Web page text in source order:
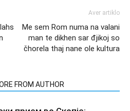
Aver artiklo
Me sem Rom numa na valani
man te dikhen sar đjikoj so
čhorela thaj nane ole kultura
FROM AUTHOR